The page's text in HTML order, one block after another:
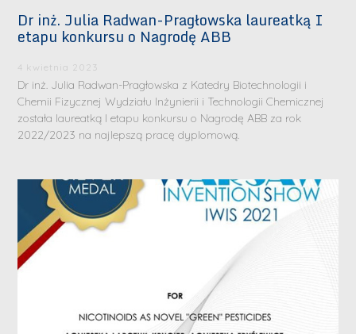
Dr inż. Julia Radwan-Pragłowska laureatką I
etapu konkursu o Nagrodę ABB
4 kwietnia 2023
Dr inż. Julia Radwan-Pragłowska z Katedry Biotechnologii i
Chemii Fizycznej Wydziału Inżynierii i Technologii Chemicznej
została laureatką I etapu konkursu o Nagrodę ABB za rok
2022/2023 na najlepszą pracę dyplomową.